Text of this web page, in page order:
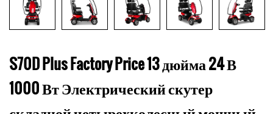
S70D Plus Factory Price 13 дюйма 24 В
1000 Вт Электрический скутер